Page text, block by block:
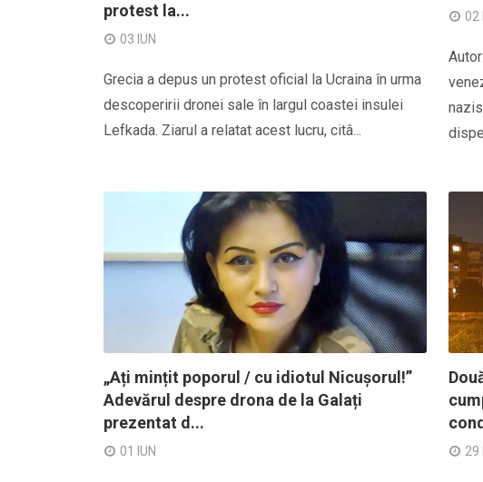
protest la...
03 IUN
Grecia a depus un protest oficial la Ucraina în urma
descoperirii dronei sale în largul coastei insulei
Lefkada. Ziarul a relatat acest lucru, citâ...
02
„Ați mințit poporul / cu idiotul Nicușorul!”
Adevărul despre drona de la Galați
prezentat d...
01 IUN 29